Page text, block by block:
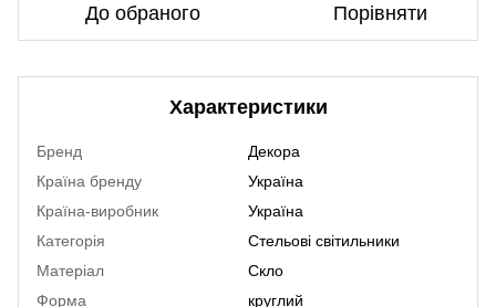
До обраного Порівняти
Характеристики
Бренд
Декора
Країна бренду
Україна
Країна-виробник
Україна
Категорія
Стельові світильники
Матеріал
Скло
Форма
круглий